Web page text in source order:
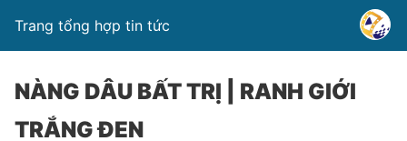
Trang tổng hợp tin tức
NÀNG DÂU BẤT TRỊ | RANH GIỚI
TRẮNG ĐEN